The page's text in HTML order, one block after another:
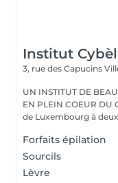
Institut
3, rue des Capucins
UN INSTITUT DE
EN PLEIN COEUR DU CENTRE
de Luxembourg à
Forfaits épilation
Sourcils
Lèvre